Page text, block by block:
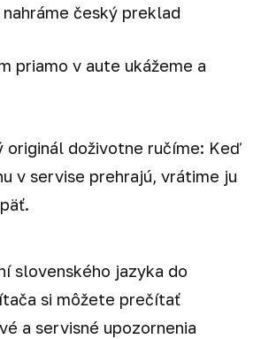
český preklad
priamo v aute ukážeme a
originál doživotne ručíme: Keď
v servise prehrajú, vrátime ju
slovenského jazyka do
si môžete prečítať
a servisné upozornenia